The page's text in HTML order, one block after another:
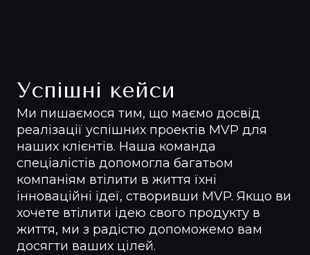
Успішні кейси
Ми пишаємося тим, що маємо досвід
реалізації успішних проектів MVP для
наших клієнтів. Наша команда
спеціалістів допомогла багатьом
компаніям втілити в життя їхні
інноваційні ідеї, створивши MVP. Якщо ви
хочете втілити ідею свого продукту в
життя, ми з радістю допоможемо вам
досягти ваших цілей.